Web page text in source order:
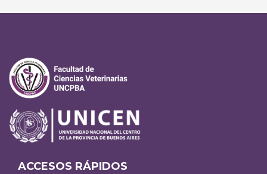
ACCESOS RÁPIDOS